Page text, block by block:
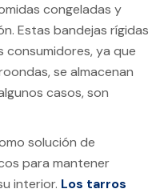
congeladas y
Estas bandejas rígidas
consumidores, ya que
se almacenan
casos, son
solución de
para mantener
interior. Los tarros